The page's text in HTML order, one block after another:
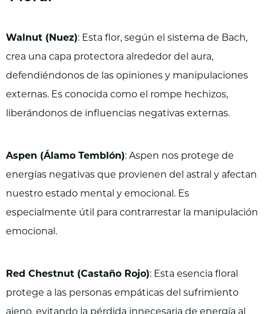
Walnut (Nuez): Esta flor, según el sistema de Bach,
crea una capa protectora alrededor del aura,
defendiéndonos de las opiniones y manipulaciones
externas. Es conocida como el rompe hechizos,
liberándonos de influencias negativas externas.
Aspen (Álamo Temblón): Aspen nos protege de
energías negativas que provienen del astral y afectan
nuestro estado mental y emocional. Es
especialmente útil para contrarrestar la manipulación
emocional.
Red Chestnut (Castaño Rojo): Esta esencia floral
protege a las personas empáticas del sufrimiento
ajeno, evitando la pérdida innecesaria de energía al